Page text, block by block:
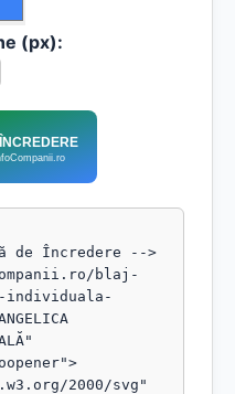
(px):
de Încredere -->
blaj-
individuala-
2000/svg"